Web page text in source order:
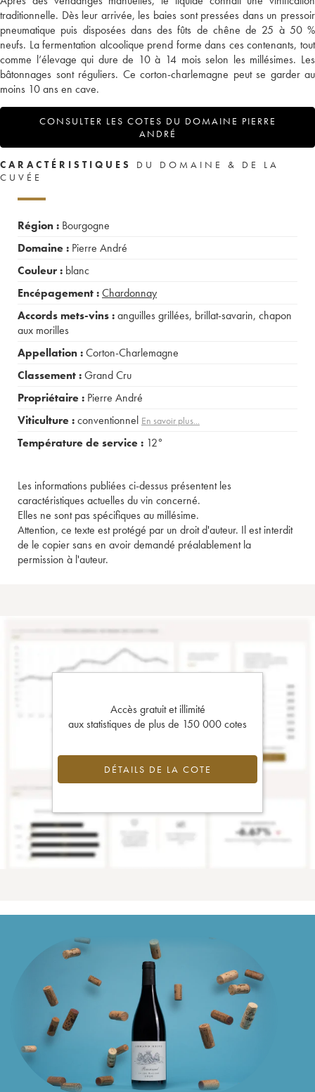
traditionnelle. Dès leur arrivée, les baies sont pressées dans un pressoir
pneumatique puis disposées dans des fûts de chêne de 25 à 50 %
neufs. La fermentation alcoolique prend forme dans ces contenants, tout
comme l’élevage qui dure de 10 à 14 mois selon les millésimes. Les
bâtonnages sont réguliers. Ce corton-charlemagne peut se garder au
moins 10 ans en cave.
CONSULTER LES COTES DU DOMAINE PIERRE
ANDRÉ
CARACTÉRISTIQUES
DU DOMAINE & DE LA
CUVÉE
Région : Bourgogne
Domaine : Pierre André
Couleur : blanc
Encépagement :Chardonnay
Accords mets-vins :anguilles grillées, brillat-savarin, chapon
aux morilles
Appellation :Corton-Charlemagne
Classement :Grand Cru
Propriétaire : Pierre André
Viticulture :conventionnel En savoir plus...
Température de service : 12°
Les informations publiées ci-dessus présentent les
caractéristiques actuelles du vin concerné.
Elles ne sont pas spécifiques au millésime.
Attention, ce texte est protégé par un droit d'auteur. Il est interdit
de le copier sans en avoir demandé préalablement la
permission à l'auteur.
Accès gratuit et illimité
aux statistiques de plus de 150 000 cotes
DÉTAILS DE LA COTE